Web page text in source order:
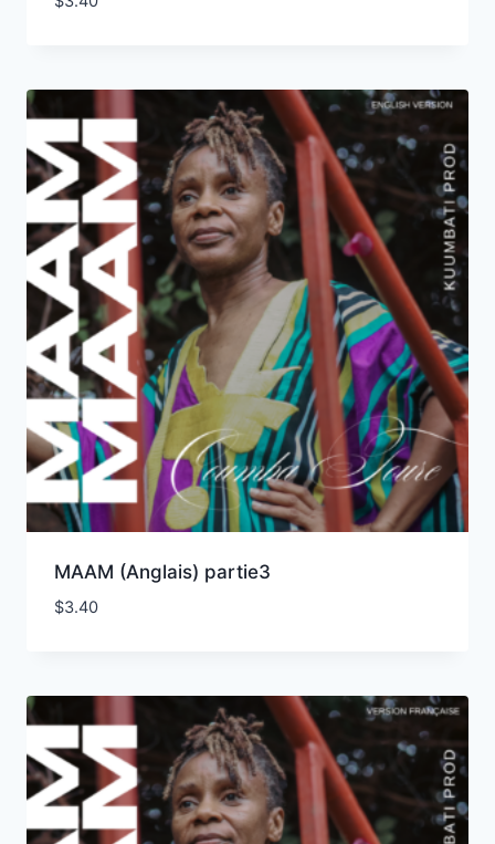
MAAM (Anglais) partie3
$3.40